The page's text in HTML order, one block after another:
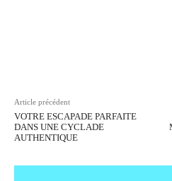
Article précédent
VOTRE ESCAPADE PARFAITE
DANS UNE CYCLADE
AUTHENTIQUE